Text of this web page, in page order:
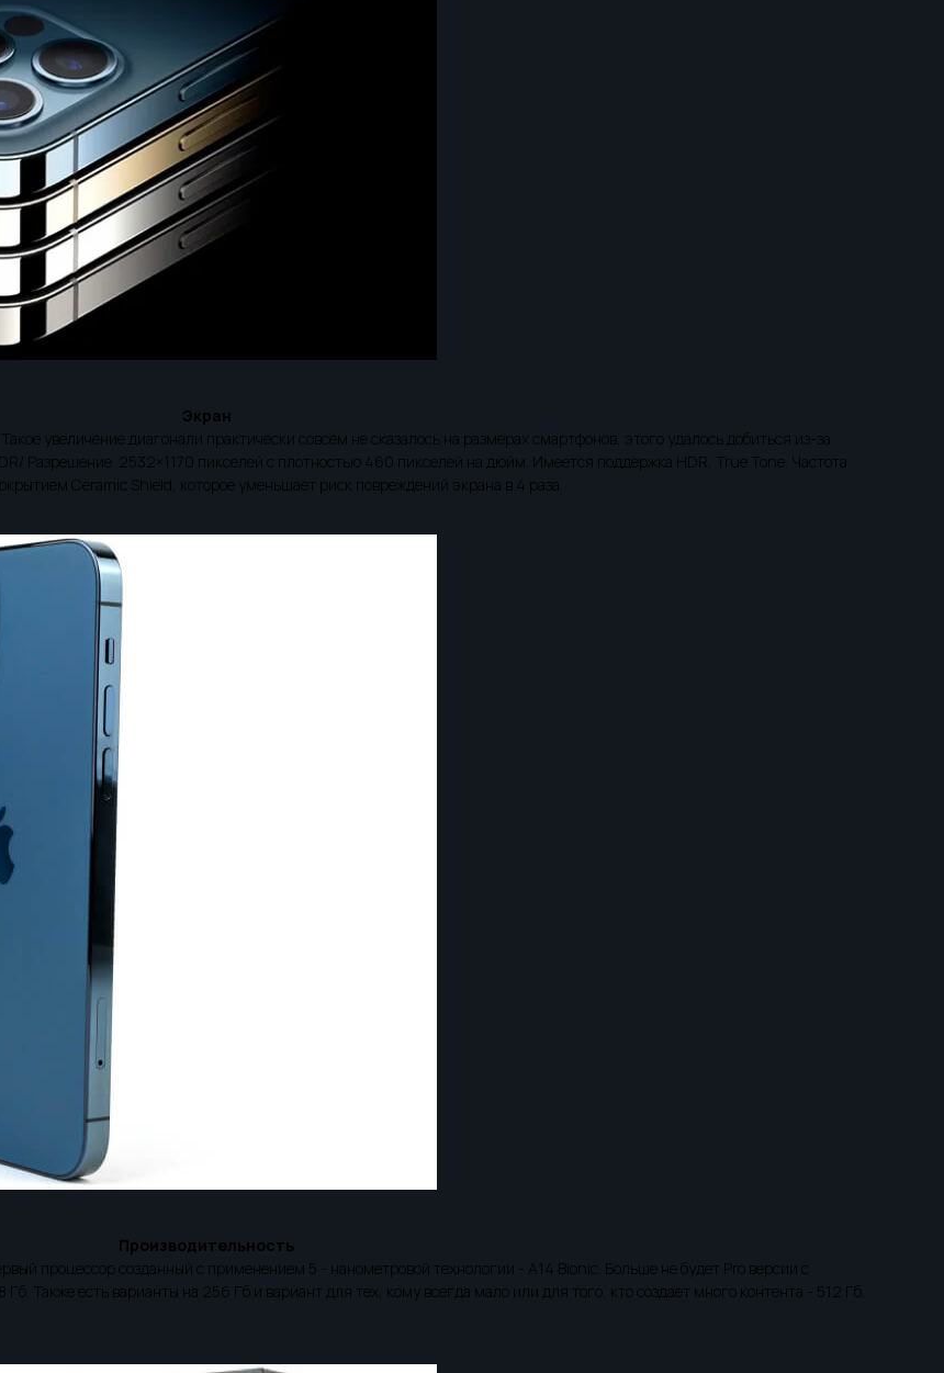
Экран
увеличение диагонали практически совсем не сказалось на размерах смартфонов, этого удалось добиться из-за
Разрешение 2532×1170 пикселей с плотностью 460 пикселей на дюйм. Имеется поддержка HDR, True Tone. Частота
Ceramic Shield, которое уменьшает риск повреждений экрана в 4 раза.
Производительность
процессор созданный с применением 5 - нанометровой технологии - A14 Bionic. Больше не будет Pro версии с
Также есть варианты на 256 Гб и вариант для тех, кому всегда мало или для того, кто создает много контента - 512 Гб.